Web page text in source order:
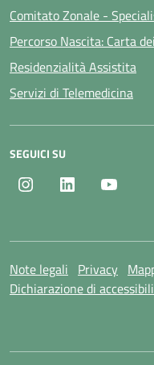
Comitato Zonale -
Percorso Nascita: Carta
Residenzialità Assistita
Servizi di Telemedicina
SEGUICI SU
Instagram LinkedIn
Note legali Privacy
Dichiarazione di